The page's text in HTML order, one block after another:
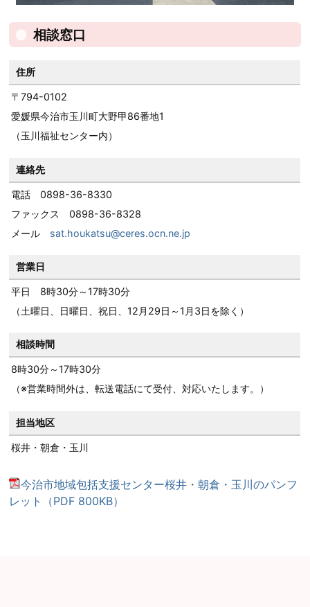
相談窓口
住所
〒794-0102
愛媛県今治市玉川町大野甲86番地1
（玉川福祉センター内）
連絡先
電話 0898-36-8330
ファックス 0898-36-8328
メール sat.houkatsu@ceres.ocn.ne.jp
営業日
平日 8時30分～17時30分
（土曜日、日曜日、祝日、12月29日～1月3日を除く）
相談時間
8時30分～17時30分
（※営業時間外は、転送電話にて受付、対応いたします。）
担当地区
桜井・朝倉・玉川
今治市地域包括支援センター桜井・朝倉・玉川のパンフ
レット（PDF 800KB）